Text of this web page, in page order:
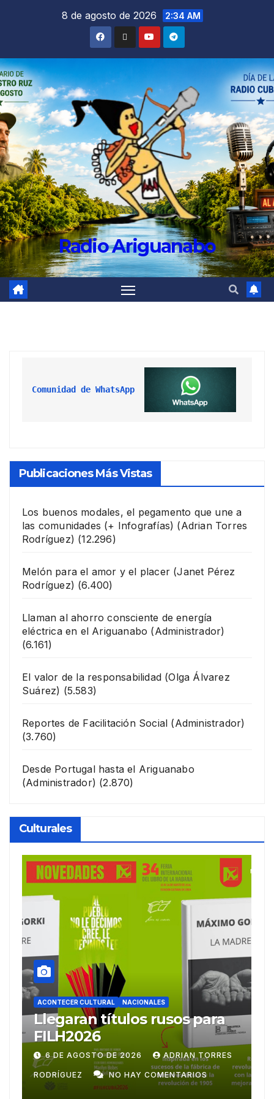
8 de agosto de 2026 2:34 AM
Radio Ariguanabo
Comunidad de WhatsApp
Publicaciones Más Vistas
Los buenos modales, el pegamento que une a
las comunidades (+ Infografías) (Adrian Torres
Rodríguez) (12.296)
Melón para el amor y el placer (Janet Pérez
Rodríguez) (6.400)
Llaman al ahorro consciente de energía
eléctrica en el Ariguanabo (Administrador)
(6.161)
El valor de la responsabilidad (Olga Álvarez
Suárez) (5.583)
Reportes de Facilitación Social (Administrador)
(3.760)
Desde Portugal hasta el Ariguanabo
(Administrador) (2.870)
Culturales
ACONTECER CULTURAL
Ballet Laura Alonso
emprende gira
centroamericana
28 DE JULIO DE 2026 ADRIAN TORRES
RODRÍGUEZ NO HAY COMENTARIOS